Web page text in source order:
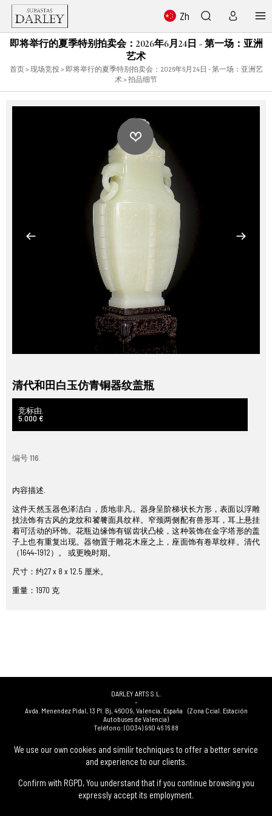
We use our own cookies and similir techniques to offer a better service
and experience to our clients.
Confirm with RGPD, You understand that if you continue browsing you
expressly accept its employment.
Zh
即将举行的夏季特别拍卖会：2026年6月24日 - 第一场：亚洲
艺术
首页> 现场竞投 > 即将举行的夏季特别拍卖会：2026年6月24日 - 第一场：亚洲艺
术> 拍品细节
清代和田白玉仿青铜器纹盖瓶
竞标由.
5.000 €
编号 116.
内容描述.
这件天然玉器色泽洁白，质地非凡。器身呈阶梯状长方形，表面以浮雕
技法饰有古风的龙纹和饕餮面具纹样。窄颈两侧配有兽形耳，耳上悬挂
着可活动的环饰。花瓶边缘饰有锯齿状凸棱，这种装饰在金字塔形的盖
子上也有重复出现。器物置于雕花木座之上，座面饰有卷草纹样。清代
（1644–1912）。 或更晚时期。
尺寸：约27 x 8 x 12.5 厘米。
重量：1970 克
DARLEY ARTS S.L.
-
Avda. Menendez Pidal, 13 Pl. Bj, 46009, Valencia, España (Zona Ccial. Estación
Autobuses de Valencia)
Teléfono:(0034) 960 46 16 88
(0034) 963 40 48 21
-
(0034) 669 53 68 89 (solo WhatsApp)
info@subastasdarley.com